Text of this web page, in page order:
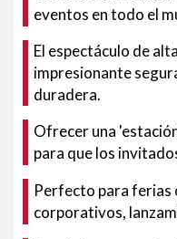
eventos en todo el
El espectáculo de
impresionante
duradera.
Ofrecer una
para que los
Perfecto para ferias
corporativos,